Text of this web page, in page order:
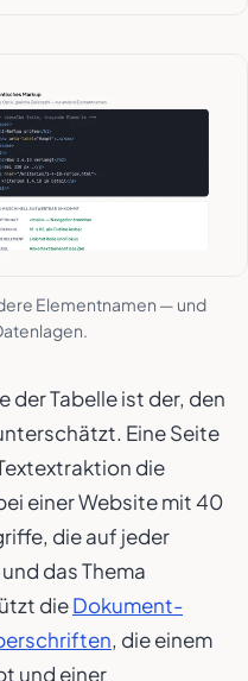
Elementnamen — und
der Tabelle ist der, den
Eine Seite
die
einer Website mit 40
die auf jeder
das Thema
dieDokument-
, die einem
und einer